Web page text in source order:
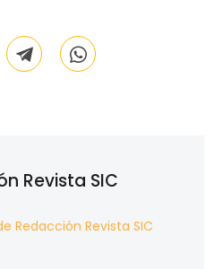
Revista SIC
Redacción Revista SIC